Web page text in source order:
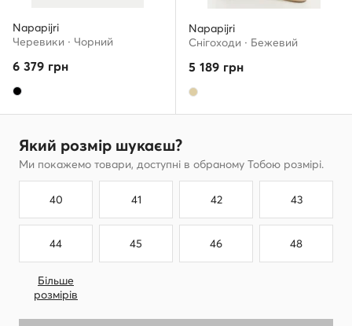
Napapijri
Черевики · Чорний
6 379 грн
Napapijri
Снігоходи · Бежевий
5 189 грн
Який розмір шукаєш?
Ми покажемо товари, доступні в обраному Тобою розмірі.
40 41 42 43
44 45 46 48
Більше
розмірів